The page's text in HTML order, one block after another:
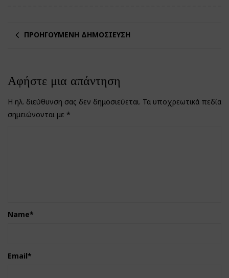
ΠΡΟΗΓΟΎΜΕΝΗ ΔΗΜΟΣΊΕΥΣΗ
Αφήστε μια απάντηση
Η ηλ. διεύθυνση σας δεν δημοσιεύεται. Τα υποχρεωτικά πεδία
σημειώνονται με *
Name*
Email*